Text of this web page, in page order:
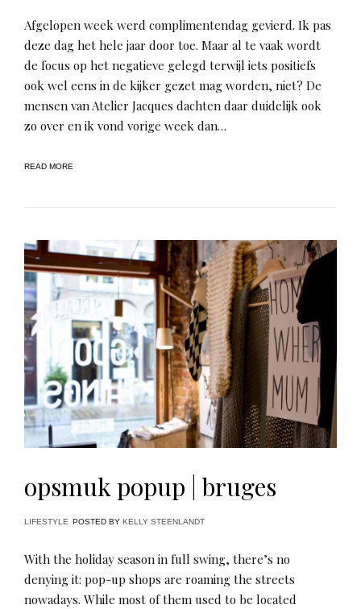
Afgelopen week werd complimentendag gevierd. Ik pas
deze dag het hele jaar door toe. Maar al te vaak wordt
de focus op het negatieve gelegd terwijl iets positiefs
ook wel eens in de kijker gezet mag worden, niet? De
mensen van Atelier Jacques dachten daar duidelijk ook
zo over en ik vond vorige week dan…
READ MORE
opsmuk popup | bruges
LIFESTYLE POSTED BY KELLY STEENLANDT
With the holiday season in full swing, there’s no
denying it: pop-up shops are roaming the streets
nowadays. While most of them used to be located